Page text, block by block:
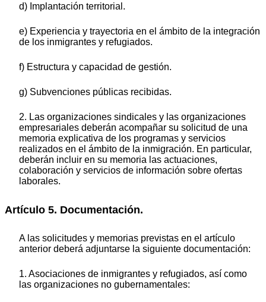
d) Implantación territorial.
e) Experiencia y trayectoria en el ámbito de la integración
de los inmigrantes y refugiados.
f) Estructura y capacidad de gestión.
g) Subvenciones públicas recibidas.
2. Las organizaciones sindicales y las organizaciones
empresariales deberán acompañar su solicitud de una
memoria explicativa de los programas y servicios
realizados en el ámbito de la inmigración. En particular,
deberán incluir en su memoria las actuaciones,
colaboración y servicios de información sobre ofertas
laborales.
Artículo 5. Documentación.
A las solicitudes y memorias previstas en el artículo
anterior deberá adjuntarse la siguiente documentación:
1. Asociaciones de inmigrantes y refugiados, así como
las organizaciones no gubernamentales: